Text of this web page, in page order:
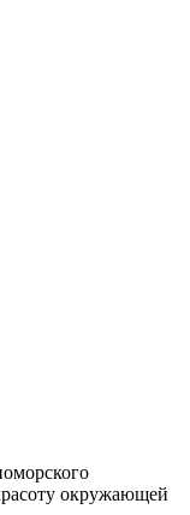
окружающей